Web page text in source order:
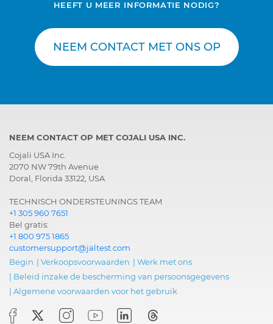
HEEFT U MEER INFORMATIE NODIG?
NEEM CONTACT MET ONS OP
NEEM CONTACT OP MET COJALI USA INC.
Cojali USA Inc.
2070 NW 79th Avenue
Doral, Florida 33122, USA
TECHNISCH ONDERSTEUNINGS TEAM
+1 305 960 7651
Bel gratis:
+1 800 975 1865
customersupport@jaltest.com
Begin | Verkoopsvoorwaarden | Werk met ons
| Beleid inzake de bescherming van persoonsgegevens
| Algemene voorwaarden voor het gebruik